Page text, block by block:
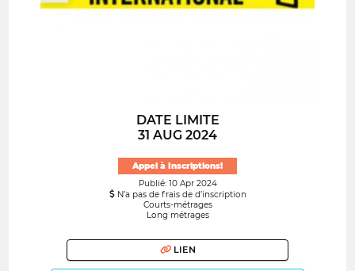
DATE LIMITE
31 AUG 2024
Appel à Inscriptions!
Publié: 10 Apr 2024
N’a pas de frais de d’inscription
Courts-métrages
Long métrages
LIEN